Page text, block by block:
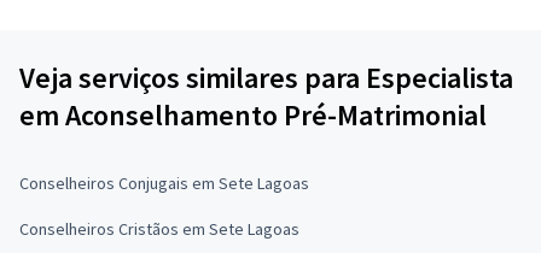
Veja serviços similares para Especialista
em Aconselhamento Pré-Matrimonial
Conselheiros Conjugais em Sete Lagoas
Conselheiros Cristãos em Sete Lagoas